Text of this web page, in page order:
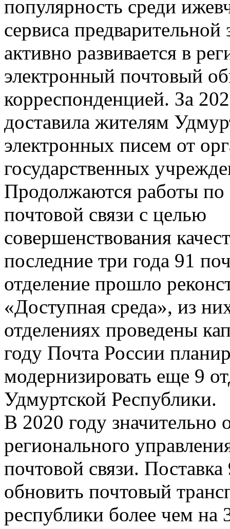
популярность среди
сервиса
активно развивается в
электронный почтовый
корреспонденцией. За
доставила жителям
электронных писем от
государственных
Продолжаются работы по
почтовой связи с целью
совершенствования
последние три года 91
отделение прошло
«Доступная среда», из
отделениях проведены
году Почта России
модернизировать еще 9
Удмуртской Республики.
В 2020 году значительно
регионального
почтовой связи.
обновить почтовый
республики более чем на